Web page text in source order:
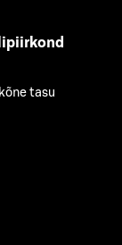
tasu